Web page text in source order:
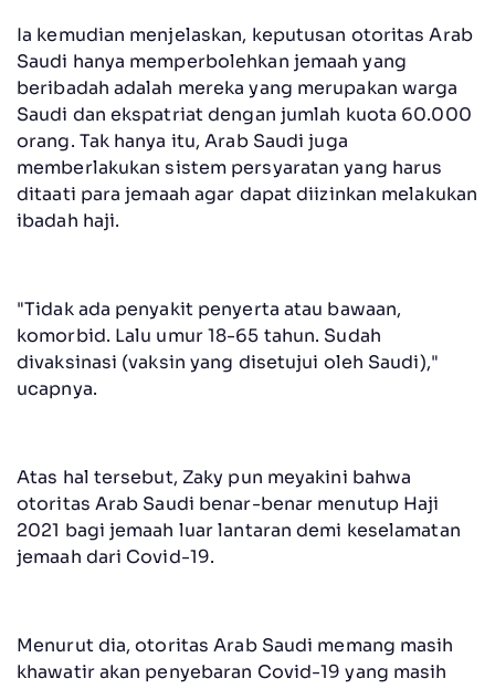
Ia kemudian menjelaskan, keputusan otoritas Arab
Saudi hanya memperbolehkan jemaah yang
beribadah adalah mereka yang merupakan warga
Saudi dan ekspatriat dengan jumlah kuota 60.000
orang. Tak hanya itu, Arab Saudi juga
memberlakukan sistem persyaratan yang harus
ditaati para jemaah agar dapat diizinkan melakukan
ibadah haji.
"Tidak ada penyakit penyerta atau bawaan,
komorbid. Lalu umur 18-65 tahun. Sudah
divaksinasi (vaksin yang disetujui oleh Saudi),"
ucapnya.
Atas hal tersebut, Zaky pun meyakini bahwa
otoritas Arab Saudi benar-benar menutup Haji
2021 bagi jemaah luar lantaran demi keselamatan
jemaah dari Covid-19.
Menurut dia, otoritas Arab Saudi memang masih
khawatir akan penyebaran Covid-19 yang masih